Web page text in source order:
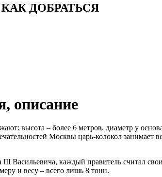
ДОБРАТЬСЯ
описание
высота – более 6 метров, диаметр у
Москвы царь-колокол занимает
каждый правитель считал
и весу – всего лишь 8 тонн.